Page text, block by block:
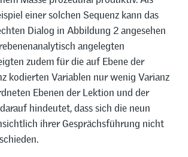
einer solchen Sequenz kann das
Dialog in Abbildung 2 angesehen
angelegten
zudem für die auf Ebene der
kodierten Variablen nur wenig Varianz
Ebenen der Lektion und der
hindeutet, dass sich die neun
ihrer Gesprächsführung nicht